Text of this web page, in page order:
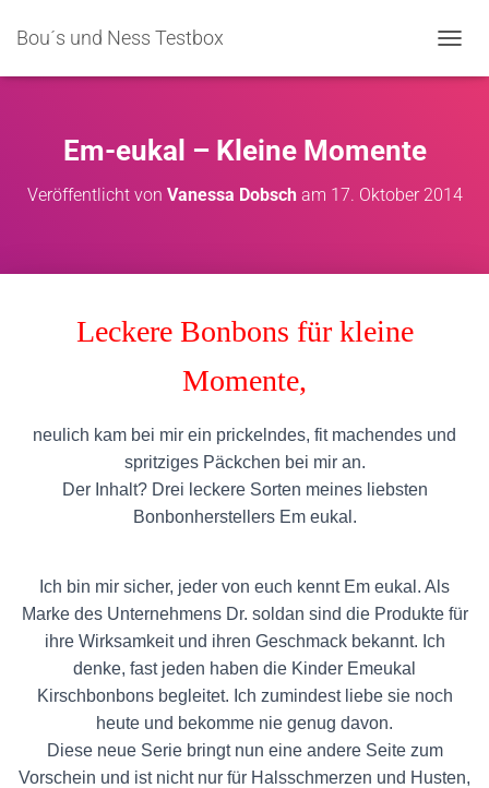
Bou´s und Ness Testbox
Em-eukal – Kleine Momente
Veröffentlicht von Vanessa Dobscham 17. Oktober 2014
Leckere Bonbons für kleine
Momente,
neulich kam bei mir ein prickelndes, fit machendes und
spritziges Päckchen bei mir an.
Der Inhalt? Drei leckere Sorten meines liebsten
Bonbonherstellers Em eukal.
Ich bin mir sicher, jeder von euch kennt Em eukal. Als
Marke des Unternehmens Dr. soldan sind die Produkte für
ihre Wirksamkeit und ihren Geschmack bekannt. Ich
denke, fast jeden haben die Kinder Emeukal
Kirschbonbons begleitet. Ich zumindest liebe sie noch
heute und bekomme nie genug davon.
Diese neue Serie bringt nun eine andere Seite zum
Vorschein und ist nicht nur für Halsschmerzen und Husten,